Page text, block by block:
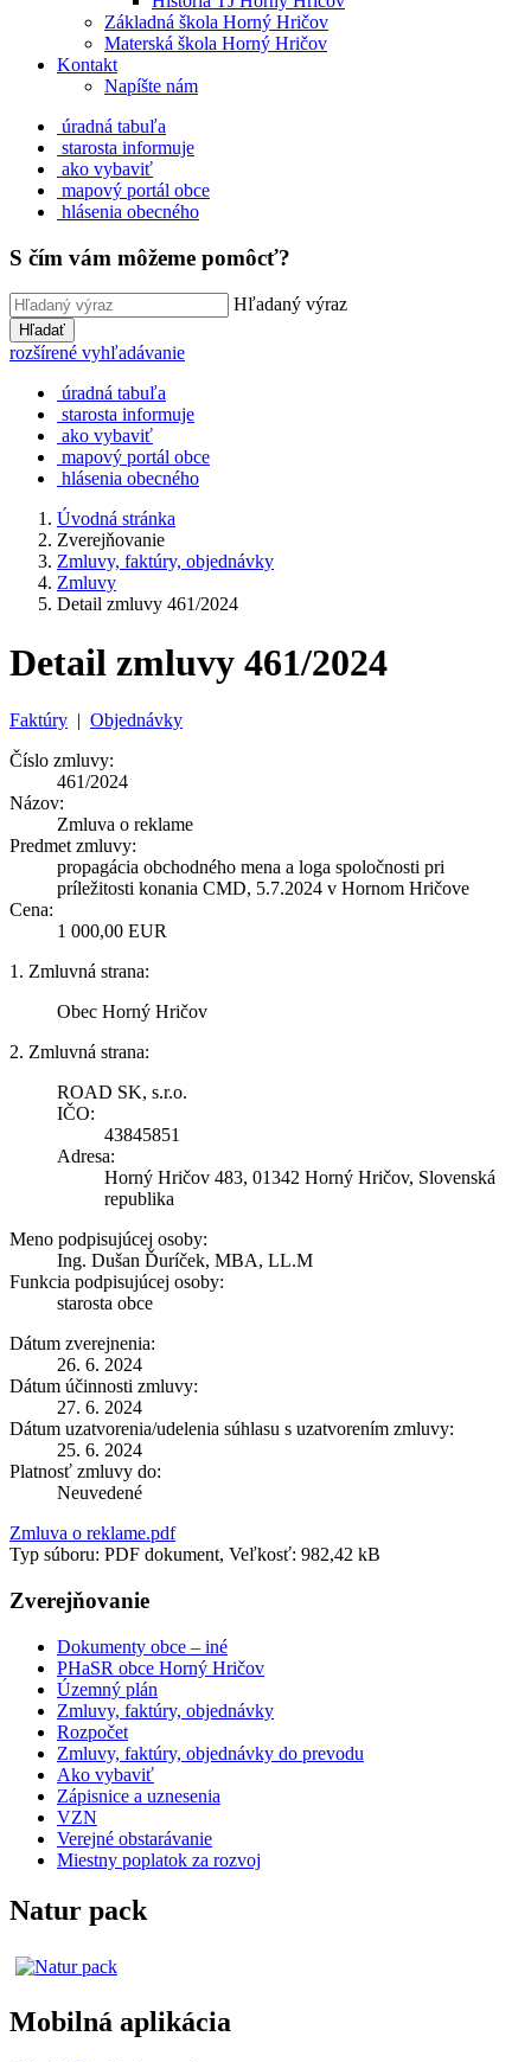
Základná škola Horný Hričov
Materská škola Horný Hričov
Kontakt
Napíšte nám
úradná tabuľa
starosta informuje
ako vybaviť
mapový portál obce
hlásenia obecného
S čím vám môžeme pomôcť?
Hľadaný výraz
Hľadať
rozšírené vyhľadávanie
úradná tabuľa
starosta informuje
ako vybaviť
mapový portál obce
hlásenia obecného
Úvodná stránka
Zverejňovanie
Zmluvy, faktúry, objednávky
Zmluvy
Detail zmluvy 461/2024
Detail zmluvy 461/2024
Faktúry | Objednávky
Číslo zmluvy:
461/2024
Názov:
Zmluva o reklame
Predmet zmluvy:
propagácia obchodného mena a loga spoločnosti pri
príležitosti konania CMD, 5.7.2024 v Hornom Hričove
Cena:
1 000,00 EUR
1. Zmluvná strana:
Obec Horný Hričov
2. Zmluvná strana:
ROAD SK, s.r.o.
IČO:
43845851
Adresa:
Horný Hričov 483, 01342 Horný Hričov, Slovenská
republika
Meno podpisujúcej osoby:
Ing. Dušan Ďuríček, MBA, LL.M
Funkcia podpisujúcej osoby:
starosta obce
Dátum zverejnenia:
26. 6. 2024
Dátum účinnosti zmluvy:
27. 6. 2024
Dátum uzatvorenia/udelenia súhlasu s uzatvorením zmluvy:
25. 6. 2024
Platnosť zmluvy do:
Neuvedené
Zmluva o reklame.pdf
Typ súboru: PDF dokument, Veľkosť: 982,42 kB
Zverejňovanie
Dokumenty obce – iné
PHaSR obce Horný Hričov
Územný plán
Zmluvy, faktúry, objednávky
Rozpočet
Zmluvy, faktúry, objednávky do prevodu
Ako vybaviť
Zápisnice a uznesenia
VZN
Verejné obstarávanie
Miestny poplatok za rozvoj
Natur pack
Mobilná aplikácia